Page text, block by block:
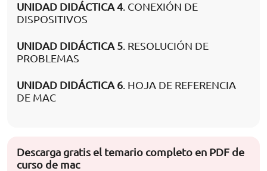
UNIDAD DIDÁCTICA 4. CONEXIÓN DE
DISPOSITIVOS
UNIDAD DIDÁCTICA 5. RESOLUCIÓN DE
PROBLEMAS
UNIDAD DIDÁCTICA 6. HOJA DE REFERENCIA
DE MAC
Descarga gratis el temario completo en PDF de
curso de mac